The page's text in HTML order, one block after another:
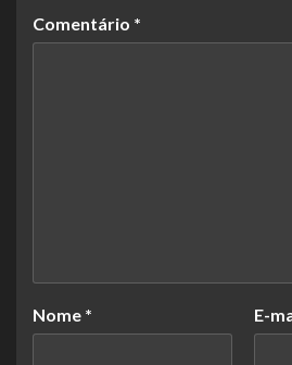
Comentário *
Nome * E-